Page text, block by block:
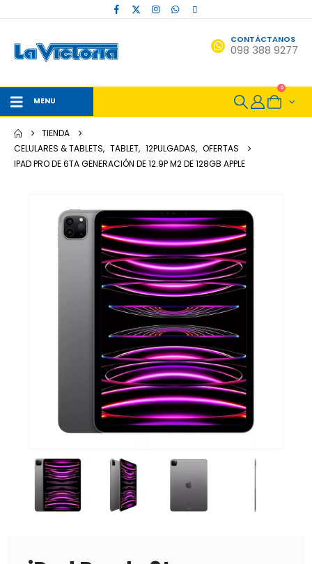
CONTÁCTANOS
098 388 9277
MENU
0
TIENDA
CELULARES & TABLETS, TABLET, 12PULGADAS, OFERTAS
IPAD PRO DE 6TA GENERACIÓN DE 12.9P M2 DE 128GB APPLE